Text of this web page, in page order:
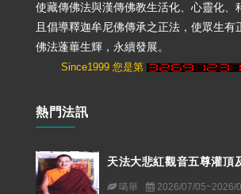
使藏傳佛法與漢傳佛教生活化、心靈化、
且倡導釋迦牟尼佛傳承之正法，使眾生有
佛法蓬蓽生輝，永續發展。
Since1999 您是第
熱門法訊
天法大悲紅觀音五尊灌頂
噶舉 2026/07/05~2026/